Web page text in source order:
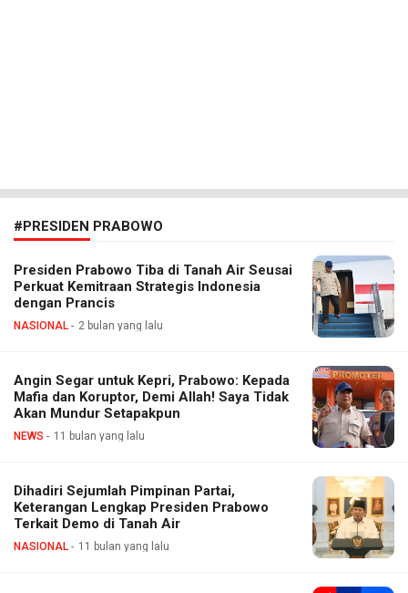
#PRESIDEN PRABOWO
Presiden Prabowo Tiba di Tanah Air Seusai
Perkuat Kemitraan Strategis Indonesia
dengan Prancis
NASIONAL 2 bulan yang lalu
Angin Segar untuk Kepri, Prabowo: Kepada
Mafia dan Koruptor, Demi Allah! Saya Tidak
Akan Mundur Setapakpun
NEWS 11 bulan yang lalu
Dihadiri Sejumlah Pimpinan Partai,
Keterangan Lengkap Presiden Prabowo
Terkait Demo di Tanah Air
NASIONAL 11 bulan yang lalu